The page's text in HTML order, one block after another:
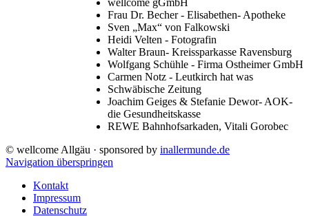
Frau Dr. Becher - Elisabethen- Apotheke
Sven „Max“ von Falkowski
Heidi Velten - Fotografin
Walter Braun- Kreissparkasse Ravensburg
Wolfgang Schühle - Firma Ostheimer GmbH
Carmen Notz - Leutkirch hat was
Schwäbische Zeitung
Joachim Geiges & Stefanie Dewor- AOK-
die Gesundheitskasse
REWE Bahnhofsarkaden, Vitali Gorobec
© wellcome Allgäu · sponsored by inallermunde.de
Navigation überspringen
Kontakt
Impressum
Datenschutz